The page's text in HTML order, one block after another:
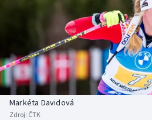
Baseball a softbal
Basketbal
Biatlon
Boby a skeleton
Historické návraty
Aplikace ČT sport
AZ kvíz
Markéta Davidová
Zdroj: ČTK